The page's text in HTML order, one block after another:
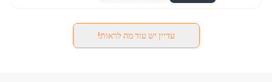
עדיין יש עוד מה לראות!